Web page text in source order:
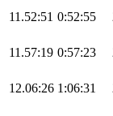
11.52:51 0:52:55
11.57:19 0:57:23
12.06:26 1:06:31